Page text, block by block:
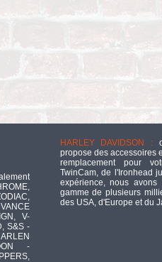
V-
S&S -
-
HARLEY DAVIDSON :
propose des accessoires
remplacement pour
TwinCam, de l'Ironhead
expérience, nous avons
gamme de plusieurs
des USA, d'Europe et du